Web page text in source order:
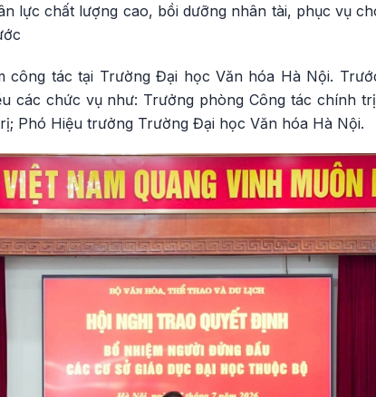
lực chất lượng cao, bồi dưỡng nhân tài, phục vụ
công tác tại Trường Đại học Văn hóa Hà Nội.
các chức vụ như: Trưởng phòng Công tác chính
Phó Hiệu trưởng Trường Đại học Văn hóa Hà Nội.